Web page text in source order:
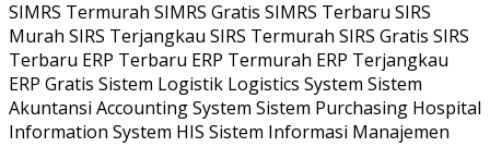
SIMRS Termurah SIMRS Gratis SIMRS Terbaru SIRS
Murah SIRS Terjangkau SIRS Termurah SIRS Gratis SIRS
Terbaru ERP Terbaru ERP Termurah ERP Terjangkau
ERP Gratis Sistem Logistik Logistics System Sistem
Akuntansi Accounting System Sistem Purchasing Hospital
Information System HIS Sistem Informasi Manajemen